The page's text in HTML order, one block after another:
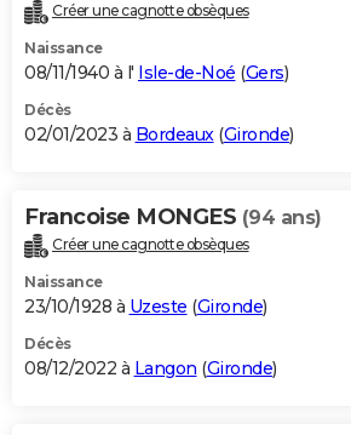
Créer une cagnotte obsèques
Naissance
08/11/1940 à l' Isle-de-Noé (Gers)
Décès
02/01/2023 à Bordeaux(Gironde)
Francoise MONGES (94 ans)
Créer une cagnotte obsèques
Naissance
23/10/1928 à Uzeste (Gironde)
Décès
08/12/2022 à Langon (Gironde)